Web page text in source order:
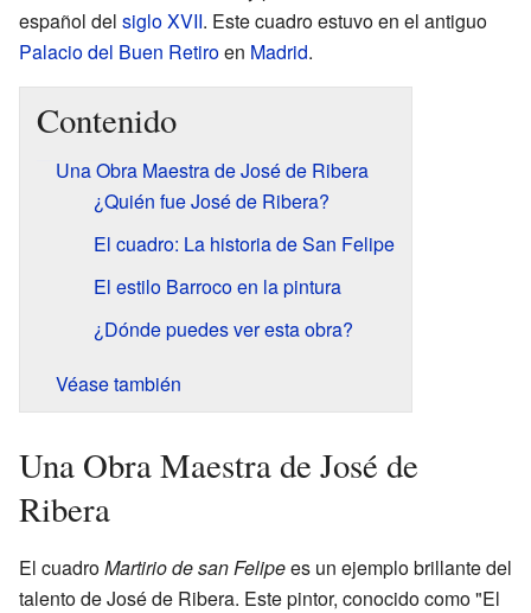
español del siglo XVII. Este cuadro estuvo en el antiguo
Palacio del Buen Retiroen Madrid.
Contenido
Una Obra Maestra de José de Ribera
¿Quién fue José de Ribera?
El cuadro: La historia de San Felipe
El estilo Barroco en la pintura
¿Dónde puedes ver esta obra?
Véase también
Una Obra Maestra de José de
Ribera
El cuadroMartirio de san Felipees un ejemplo brillante del
talento de José de Ribera. Este pintor, conocido como "El